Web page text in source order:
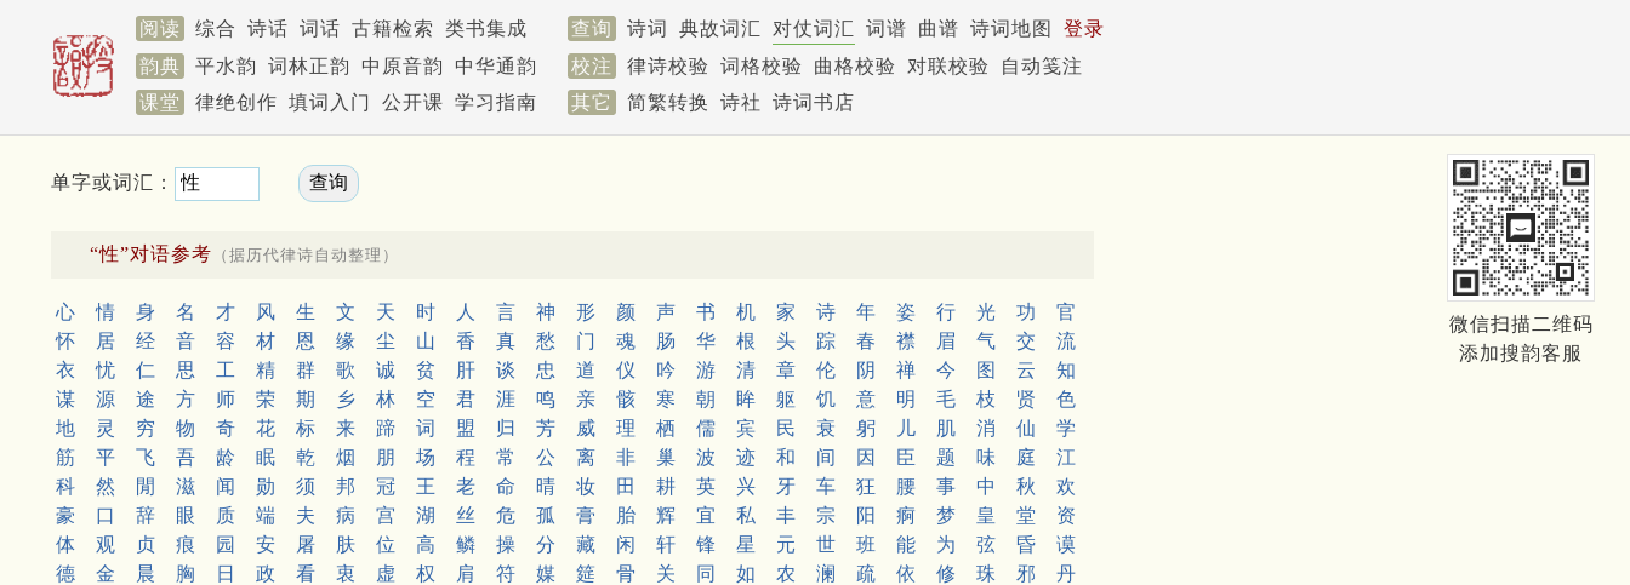
阅读 综合 诗话 词话 古籍检索 类书集成 查询 诗词 典故词汇 对仗词汇 词谱 曲谱 诗词地图
登录
韵典
平水韵 词林正韵 中原音韵 中华通韵 校注 律诗校验 词格校验 曲格校验 对联校验
自动笺注
课堂
律绝创作 填词入门 公开课 学习指南 其它 简繁转换 诗社 诗词书店
微信扫描二维码
添加搜韵客服
单字或词汇：
“性”对语参考 （据历代律诗自动整理）
心 情 身 名 才 风 生 文 天 时 人 言 神 形 颜 声 书 机 家 诗 年 姿 行 光 功
官
怀
居 经 音 容 材 恩 缘 尘 山 香 真 愁 门 魂 肠 华 根 头 踪 春 襟 眉 气 交
流
衣
忧 仁 思 工 精 群 歌 诚 贫 肝 谈 忠 道 仪 吟 游 清 章 伦 阴 禅 今 图 云
知
谋
源 途 方 师 荣 期 乡 林 空 君 涯 鸣 亲 骸 寒 朝 眸 躯 饥 意 明 毛 枝 贤
色
地
灵 穷 物 奇 花 标 来 蹄 词 盟 归 芳 威 理 栖 儒 宾 民 衰 躬 儿 肌 消 仙
学
筋
平 飞 吾 龄 眠 乾 烟 朋 场 程 常 公 离 非 巢 波 迹 和 间 因 臣 题 味 庭
江
科
然 閒 滋 闻 勋 须 邦 冠 王 老 命 晴 妆 田 耕 英 兴 牙 车 狂 腰 事 中 秋
欢
豪
口 辞 眼 质 端 夫 病 宫 湖 丝 危 孤 膏 胎 辉 宜 私 丰 宗 阳 痾 梦 皇 堂
资
体
观 贞 痕 园 安 屠 肤 位 高 鳞 操 分 藏 闲 轩 锋 星 元 世 班 能 为 弦 昏
谟
德
金 晨 胸 日 政 看 衷 虚 权 肩 符 媒 筵 骨 关 同 如 农 澜 疏 依 修 珠 邪
丹